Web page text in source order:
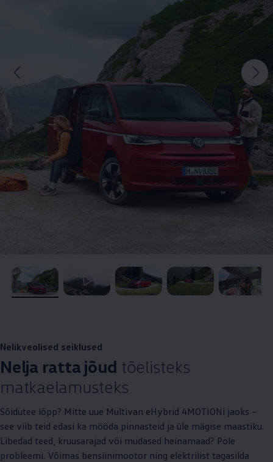
, /
Nelikveolised seiklused
Nelja ratta jõud tõelisteks
matkaelamusteks
Sõidutee lõpp? Mitte uue Multivan eHybrid 4MOTIONi jaoks –
see viib teid edasi ka mööda pinnasteid ja üle mägise maastiku.
Libedad teed, kruusarajad või mudased heinamaad? Pole
probleemi. Võimas bensiinimootor ning elektrilist tagasilda